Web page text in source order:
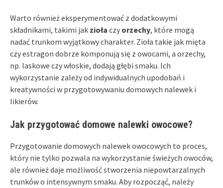
Warto również eksperymentować z dodatkowymi
składnikami, takimi jak zioła czy orzechy, które mogą
nadać trunkom wyjątkowy charakter. Zioła takie jak mięta
czy estragon dobrze komponują się z owocami, a orzechy,
np. laskowe czy włoskie, dodają głębi smaku. Ich
wykorzystanie zależy od indywidualnych upodobań i
kreatywności w przygotowywaniu domowych nalewek i
likierów.
Jak przygotować domowe nalewki owocowe?
Przygotowanie domowych nalewek owocowych to proces,
który nie tylko pozwala na wykorzystanie świeżych owoców,
ale również daje możliwość stworzenia niepowtarzalnych
trunków o intensywnym smaku. Aby rozpocząć, należy